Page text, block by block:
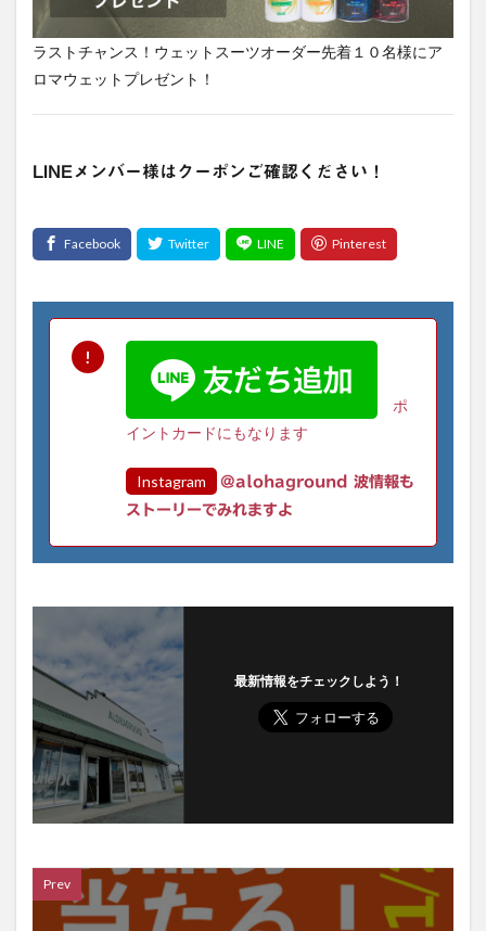
ラストチャンス！ウェットスーツオーダー先着１０名様にア
ロマウェットプレゼント！
LINEメンバー様はクーポンご確認ください！
ポ
イントカードにもなります
Instagram
@alohaground 波情報も
ストーリーでみれますよ
最新情報をチェックしよう！
Prev